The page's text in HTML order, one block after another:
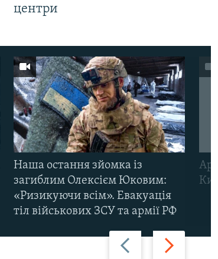
центри
Назад Вперед
Наша остання зйомка із
загиблим Олексієм Юковим:
«Ризикуючи всім». Евакуація
тіл військових ЗСУ та армії РФ